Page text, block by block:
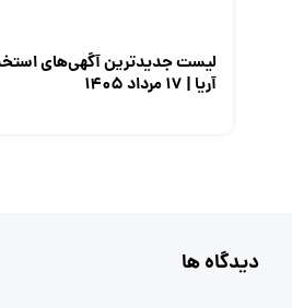
لیست جدیدترین آگهی‌های
آریا | ۱۷ مرداد ۱۴۰۵
دیدگاه ها